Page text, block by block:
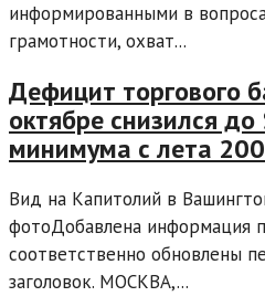
информированными в
грамотности, охват...
Дефицит торгового
октябре снизился
минимума с лета
Вид на Капитолий в
фотоДобавлена информация
соответственно обновлены
заголовок. МОСКВА,...